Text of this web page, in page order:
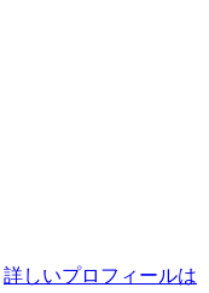
詳しいプロフィールは